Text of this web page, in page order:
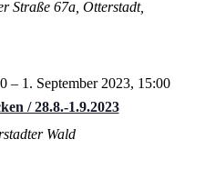
Straße 67a, Otterstadt,
/ 28.8.-1.9.2023
– 1. September 2023, 15:00
Wald